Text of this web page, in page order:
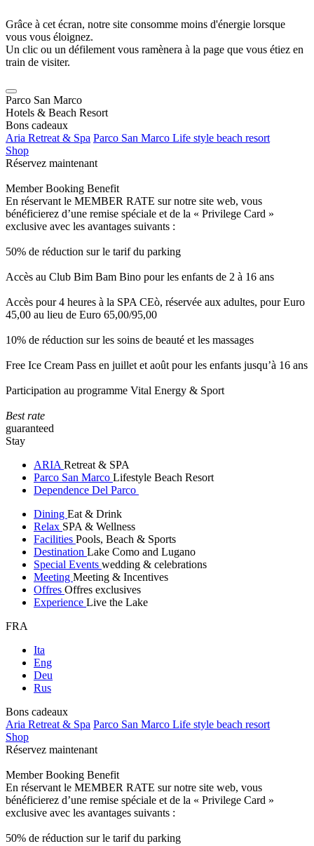
Grâce à cet écran, notre site consomme moins d'énergie lorsque
vous vous éloignez.
Un clic ou un défilement vous ramènera à la page que vous étiez en
train de visiter.
Parco San Marco
Hotels & Beach Resort
Bons cadeaux
Aria Retreat & Spa Parco San Marco Life style beach resort
Shop
Réservez maintenant
Member Booking Benefit
En réservant le MEMBER RATE sur notre site web, vous
bénéficierez d’une remise spéciale et de la « Privilege Card »
exclusive avec les avantages suivants :
50% de réduction sur le tarif du parking
Accès au Club Bim Bam Bino pour les enfants de 2 à 16 ans
Accès pour 4 heures à la SPA CEò, réservée aux adultes, pour Euro
45,00 au lieu de Euro 65,00/95,00
10% de réduction sur les soins de beauté et les massages
Free Ice Cream Pass en juillet et août pour les enfants jusqu’à 16 ans
Participation au programme Vital Energy & Sport
Best rate
guaranteed
Stay
ARIA Retreat & SPA
Parco San Marco Lifestyle Beach Resort
Dependence Del Parco
Dining Eat & Drink
Relax SPA & Wellness
Facilities Pools, Beach & Sports
Destination Lake Como and Lugano
Special Events wedding & celebrations
Meeting Meeting & Incentives
Offres Offres exclusives
Experience Live the Lake
FRA
Ita
Eng
Deu
Rus
Bons cadeaux
Aria Retreat & Spa Parco San Marco Life style beach resort
Shop
Réservez maintenant
Member Booking Benefit
En réservant le MEMBER RATE sur notre site web, vous
bénéficierez d’une remise spéciale et de la « Privilege Card »
exclusive avec les avantages suivants :
50% de réduction sur le tarif du parking